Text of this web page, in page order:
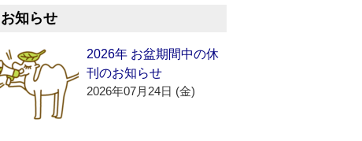
お知らせ
2026年 お盆期間中の休
刊のお知らせ
2026年07月24日 (金)